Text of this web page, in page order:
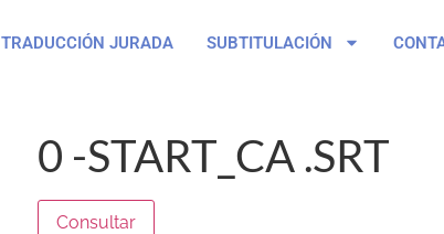
TRADUCCIÓN JURADA SUBTITULACIÓN
0 -START_CA .SRT
Consultar